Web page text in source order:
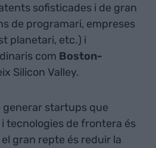
sofisticades i de gran
de programari, empreses
planetari, etc.) i
com Boston-
Silicon Valley.
generar startups que
tecnologies de frontera és
gran repte és reduir la